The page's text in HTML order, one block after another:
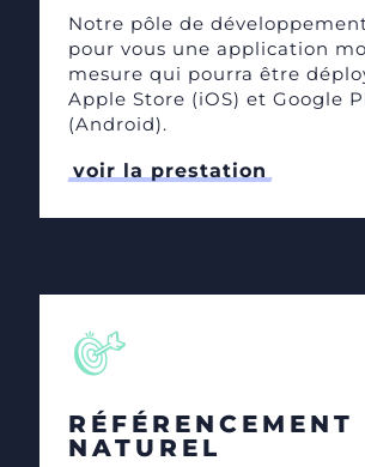
Notre pôle de
pour vous une application
mesure qui pourra être
Apple Store (iOS) et Google
(Android).
voir la prestation
RÉFÉRENCEMENT
NATUREL